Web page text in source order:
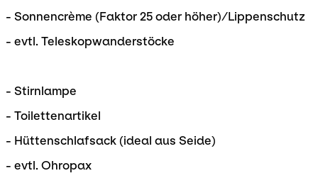
- Sonnencrème (Faktor 25 oder höher)/Lippenschutz
- evtl. Teleskopwanderstöcke
- Stirnlampe
- Toilettenartikel
- Hüttenschlafsack (ideal aus Seide)
- evtl. Ohropax